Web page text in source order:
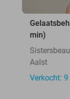
min)
Aalst
Verkocht: 9